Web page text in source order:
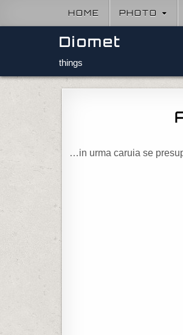
HOME PHOTO
Diomet
things
…in urma caruia se